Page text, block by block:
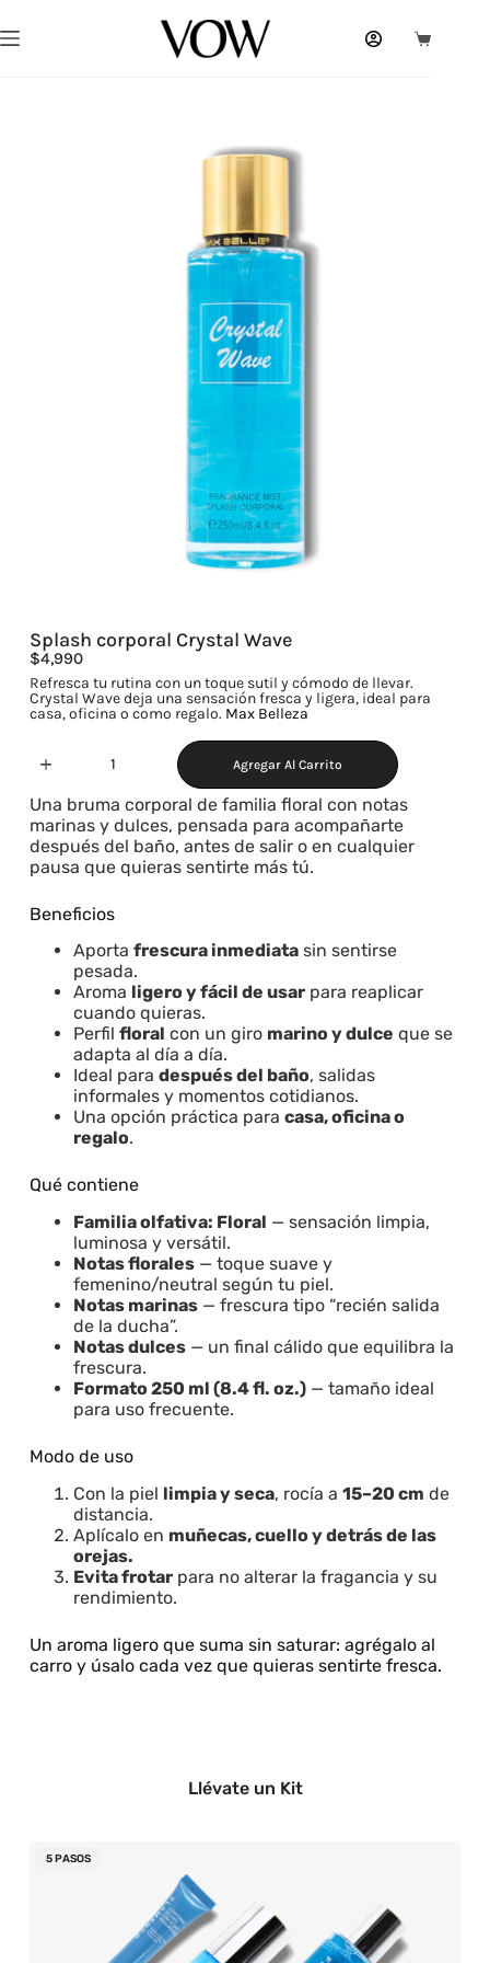
Splash corporal Crystal Wave
$4,990
Refresca tu rutina con un toque sutil y cómodo de llevar.
Crystal Wave deja una sensación fresca y ligera, ideal para
casa, oficina o como regalo. Max Belleza
Agregar Al Carrito
Una bruma corporal de familia floral con notas
marinas y dulces, pensada para acompañarte
después del baño, antes de salir o en cualquier
pausa que quieras sentirte más tú.
Beneficios
Aporta frescura inmediatasin sentirse
pesada.
Aroma ligero y fácil de usarpara reaplicar
cuando quieras.
Perfil floral con un giro marino y dulce que se
adapta al día a día.
Ideal para después del baño, salidas
informales y momentos cotidianos.
Una opción práctica para casa, oficina o
regalo.
Qué contiene
Familia olfativa: Floral — sensación limpia,
luminosa y versátil.
Notas florales— toque suave y
femenino/neutral según tu piel.
Notas marinas— frescura tipo “recién salida
de la ducha”.
Notas dulces— un final cálido que equilibra la
frescura.
Formato 250 ml (8.4 fl. oz.)— tamaño ideal
para uso frecuente.
Modo de uso
Con la piel limpia y seca, rocía a 15–20 cm de
distancia.
Aplícalo en muñecas, cuello y detrás de las
orejas.
Evita frotarpara no alterar la fragancia y su
rendimiento.
Un aroma ligero que suma sin saturar: agrégalo al
carro y úsalo cada vez que quieras sentirte fresca.
Llévate un Kit
5 PASOS